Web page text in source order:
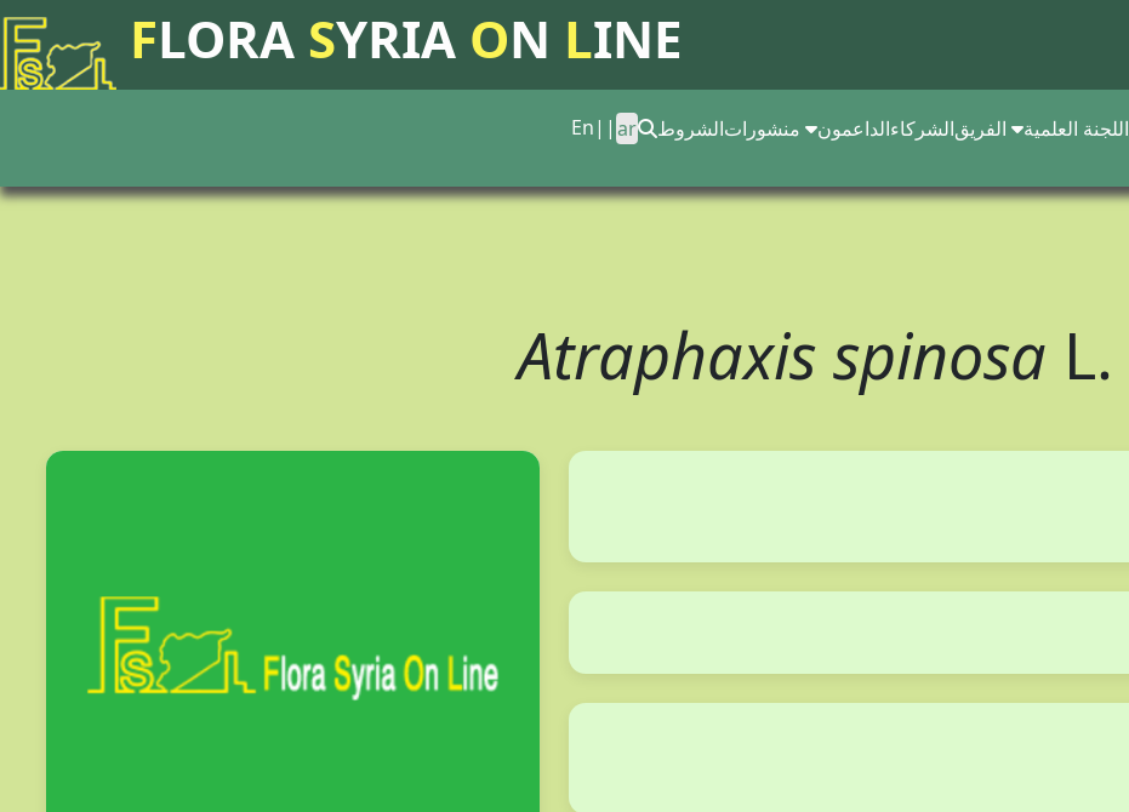
FLORA SYRIA ON LINE
اللجنة العلمية الشركاءالداعمون الشروط En|| ar
Atraphaxis spinosa L.